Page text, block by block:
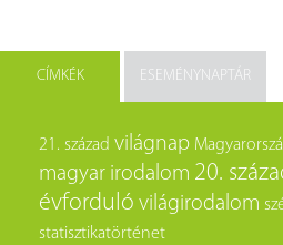
CÍMKÉK ESEMÉNYNAPTÁR
21. század világnap
magyar irodalom 20.
évforduló világirodalom
statisztikatörténet